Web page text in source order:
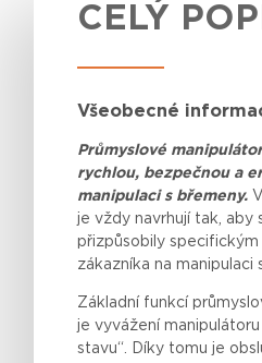
CELÝ
Všeobecné
Průmyslové
rychlou, bezpečnou a
manipulaci s břemeny.
jevždy navrhují tak, aby
přizpůsobily specifickým
zákazníka na manipulaci
Základní funkcí
je vyvážení
stavu“. Díky tomu je